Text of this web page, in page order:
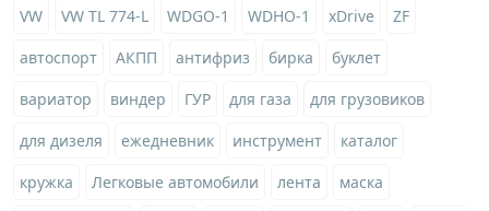
VW
VW TL 774-L WDGO-1 WDHO-1 xDrive
ZF
автоспорт
АКПП антифриз бирка
буклет
вариатор
виндер ГУР для газа
для грузовиков
для дизеля
ежедневник инструмент
каталог
кружка
Легковые автомобили лента
маска